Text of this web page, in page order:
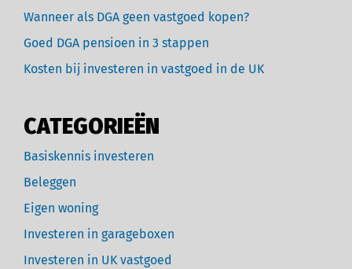
Wanneer als DGA geen vastgoed kopen?
Goed DGA pensioen in 3 stappen
Kosten bij investeren in vastgoed in de UK
CATEGORIEËN
Basiskennis investeren
Beleggen
Eigen woning
Investeren in garageboxen
Investeren in UK vastgoed